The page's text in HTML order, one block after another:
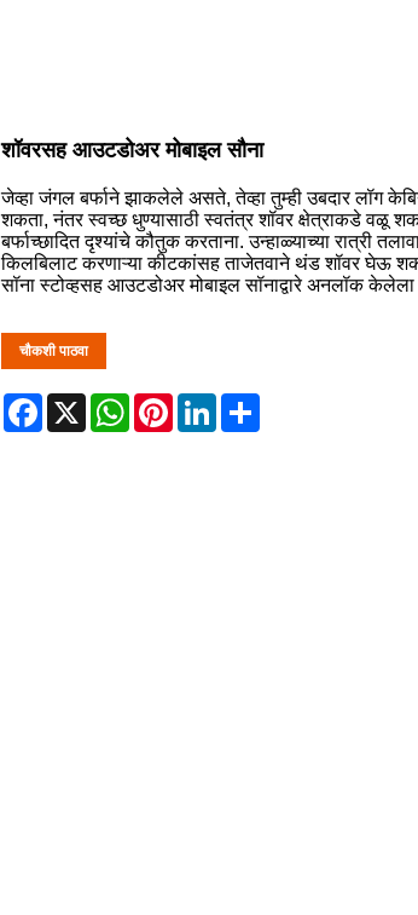
शॉवरसह आउटडोअर मोबाइल सौना
जेव्हा जंगल बर्फाने झाकलेले असते, तेव्हा तुम्ही उबदार लॉग
शकता, नंतर स्वच्छ धुण्यासाठी स्वतंत्र शॉवर क्षेत्राकडे वळू
बर्फाच्छादित दृश्यांचे कौतुक करताना. उन्हाळ्याच्या रात्री
किलबिलाट करणाऱ्या कीटकांसह ताजेतवाने थंड शॉवर घेऊ
सॉना स्टोव्हसह आउटडोअर मोबाइल सॉनाद्वारे अनलॉक केलेला
चौकशी पाठवा
Facebook
X WhatsApp
PinterestLinkedIn